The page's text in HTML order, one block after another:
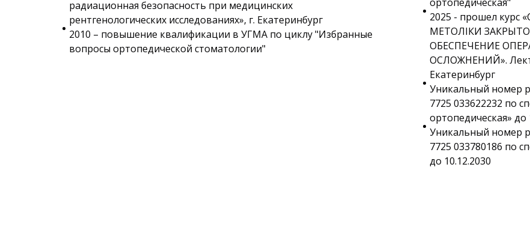
радиационная безопасность при медицинских
рентгенологических исследованиях», г. Екатеринбург
2010 – повышение квалификации в УГМА по циклу "Избранные
вопросы ортопедической стоматологии"
2025 - прошел
МЕТОЛІКИ
ОБЕСПЕЧЕНИЕ
ОСЛОЖНЕНИЙ».
Екатеринбург
Уникальный номер
7725 033622232 по
ортопедическая» до
Уникальный номер
7725 033780186 по
до 10.12.2030